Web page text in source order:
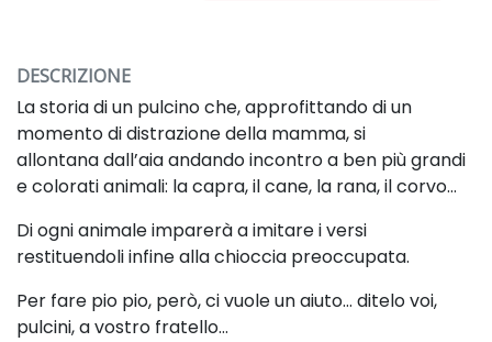
DESCRIZIONE
La storia di un pulcino che, approfittando di un
momento di distrazione della mamma, si
allontanadall’aia andando incontro a ben più grandi
e colorati animali: la capra, il cane, la rana, il corvo…
Di ogni animale imparerà a imitare i versi
restituendoli infine alla chioccia preoccupata.
Per fare pio pio, però, ci vuole un aiuto… ditelo voi,
pulcini, a vostro fratello…